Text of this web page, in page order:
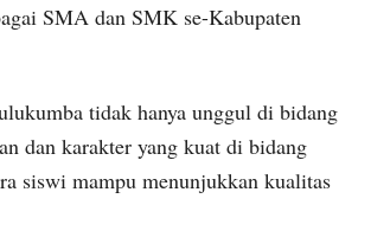
SMA dan SMK se-Kabupaten
tidak hanya unggul di bidang
dan karakter yang kuat di bidang
siswi mampu menunjukkan kualitas